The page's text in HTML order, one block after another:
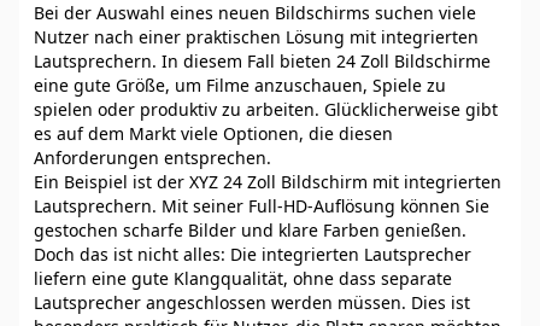
Bei der Auswahl eines neuen Bildschirms suchen viele
Nutzer nach einer praktischen Lösung mit integrierten
Lautsprechern. In diesem Fall bieten 24 Zoll Bildschirme
eine gute Größe, um Filme anzuschauen, Spiele zu
spielen oder produktiv zu arbeiten. Glücklicherweise gibt
es auf dem Markt viele Optionen, die diesen
Anforderungen entsprechen.
Ein Beispiel ist der XYZ 24 Zoll Bildschirm mit integrierten
Lautsprechern. Mit seiner Full-HD-Auflösung können Sie
gestochen scharfe Bilder und klare Farben genießen.
Doch das ist nicht alles: Die integrierten Lautsprecher
liefern eine gute Klangqualität, ohne dass separate
Lautsprecher angeschlossen werden müssen. Dies ist